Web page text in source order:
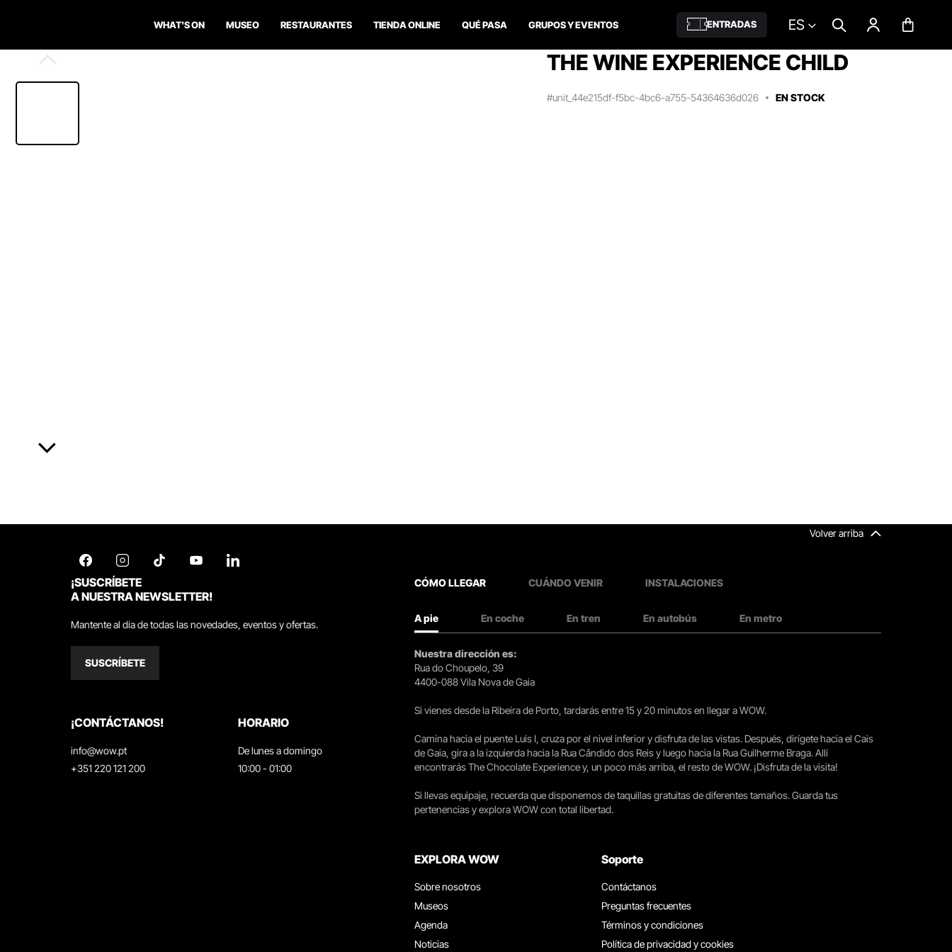
WHAT'S ON MUSEO RESTAURANTES TIENDA ONLINE QUÉ PASA GRUPOS Y EVENTOS ENTRADAS ES
THE WINE EXPERIENCE CHILD
#unit_44e215df-f5bc-4bc6-a755-54364636d026 EN STOCK
Volver arriba
¡SUSCRÍBETE
A NUESTRA NEWSLETTER!
Mantente al día de todas las novedades, eventos y ofertas.
SUSCRÍBETE
¡CONTÁCTANOS!
info@wow.pt
+351 220 121 200
HORARIO
De lunes a domingo
10:00 - 01:00
CÓMO LLEGAR CUÁNDO VENIR INSTALACIONES
A pie En coche En tren En autobús En metro
Nuestra dirección es:
Rua do Choupelo, 39
4400-088 Vila Nova de Gaia
Si vienes desde la Ribeira de Porto, tardarás entre 15 y 20 minutos en llegar a WOW.
Camina hacia el puente Luís I, cruza por el nivel inferior y disfruta de las vistas. Después, dirígete hacia el Cais
de Gaia, gira a la izquierda hacia la Rua Cândido dos Reis y luego hacia la Rua Guilherme Braga. Allí
encontrarás The Chocolate Experience y, un poco más arriba, el resto de WOW. ¡Disfruta de la visita!
Si llevas equipaje, recuerda que disponemos de taquillas gratuitas de diferentes tamaños. Guarda tus
pertenencias y explora WOW con total libertad.
EXPLORA WOW
Sobre nosotros
Museos
Agenda
Noticias
Soporte
Contáctanos
Preguntas frecuentes
Términos y condiciones
Política de privacidad y cookies